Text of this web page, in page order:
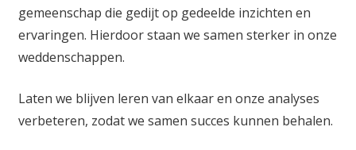
gemeenschap die gedijt op gedeelde inzichten en
ervaringen. Hierdoor staan we samen sterker in onze
weddenschappen.
Laten we blijven leren van elkaar en onze analyses
verbeteren, zodat we samen succes kunnen behalen.